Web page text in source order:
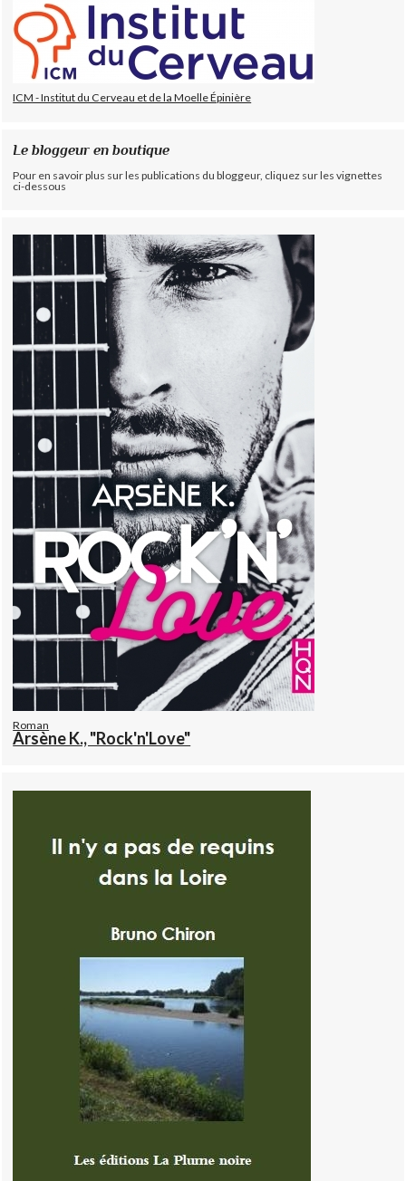
ICM - Institut du Cerveau et de la Moelle Épinière
Le bloggeur en boutique
Pour en savoir plus sur les publications du bloggeur, cliquez sur les vignettes
ci-dessous
Roman
Arsène K., "Rock'n'Love"